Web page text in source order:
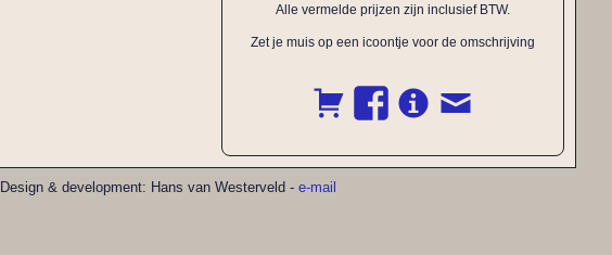
Alle vermelde prijzen zijn inclusief BTW.
Zet je muis op een icoontje voor de omschrijving
& development: Hans van Westerveld - e-mail